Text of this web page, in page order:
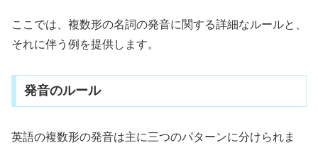
ここでは、複数形の名詞の発音に関する詳細なルールと、
それに伴う例を提供します。
発音のルール
英語の複数形の発音は主に三つのパターンに分けられま